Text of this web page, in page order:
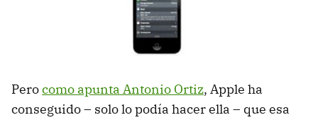
Perocomo apunta Antonio Ortiz, Apple ha
conseguido – solo lo podía hacer ella – que esa